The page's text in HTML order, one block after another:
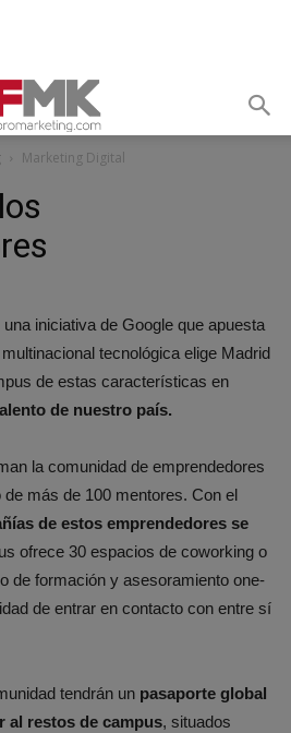
Marketing Digital
una iniciativa de Google que apuesta
tecnológica elige Madrid
de estas características en
de nuestro país.
la comunidad de emprendedores
más de 100 mentores. Con el
de estos emprendedores se
ofrece 30 espacios de coworking o
de formación y asesoramiento one-
de entrar en contacto con entre sí
tendrán un pasaporte global
al restos de campus, situados